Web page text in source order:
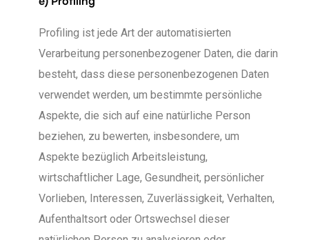
Profiling ist jede Art der automatisierten
Verarbeitung personenbezogener Daten, die darin
besteht, dass diese personenbezogenen Daten
verwendet werden, um bestimmte persönliche
Aspekte, die sich auf eine natürliche Person
beziehen, zu bewerten, insbesondere, um
Aspekte bezüglich Arbeitsleistung,
wirtschaftlicher Lage, Gesundheit, persönlicher
Vorlieben, Interessen, Zuverlässigkeit, Verhalten,
Aufenthaltsort oder Ortswechsel dieser